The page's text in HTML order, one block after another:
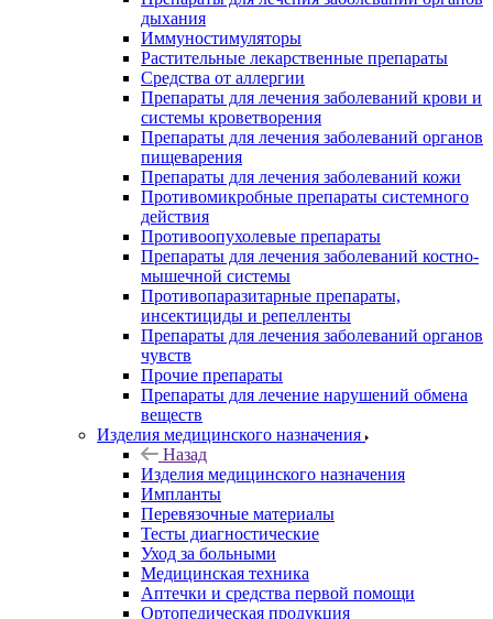
дыхания
Иммуностимуляторы
Растительные лекарственные препараты
Средства от аллергии
Препараты для лечения заболеваний крови и
системы кроветворения
Препараты для лечения заболеваний органов
пищеварения
Препараты для лечения заболеваний кожи
Противомикробные препараты системного
действия
Противоопухолевые препараты
Препараты для лечения заболеваний костно-
мышечной системы
Противопаразитарные препараты,
инсектициды и репелленты
Препараты для лечения заболеваний органов
чувств
Прочие препараты
Препараты для лечение нарушений обмена
веществ
Изделия медицинского назначения
Назад
Изделия медицинского назначения
Импланты
Перевязочные материалы
Тесты диагностические
Уход за больными
Медицинская техника
Аптечки и средства первой помощи
Ортопедическая продукция